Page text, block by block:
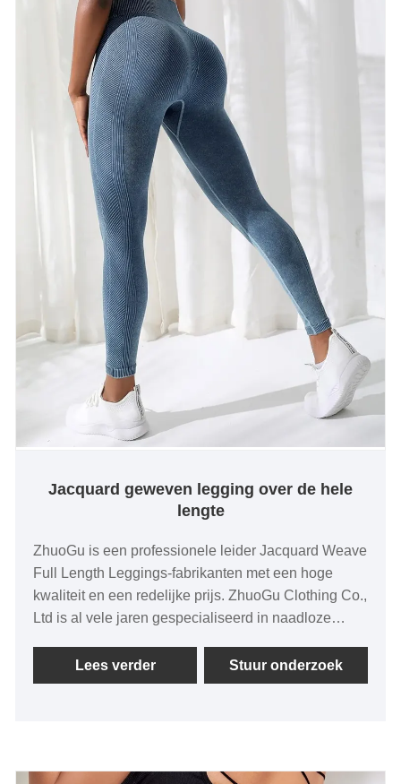
Jacquard geweven legging over de hele
lengte
ZhuoGu is een professionele leider Jacquard Weave
Full Length Leggings-fabrikanten met een hoge
kwaliteit en een redelijke prijs. ZhuoGu Clothing Co.,
Ltd is al vele jaren gespecialiseerd in naadloze
doel "kwaliteit, geloofwaardigheid", met
wetenschappelijke managementmethoden, sterke
welkome vrienden uit alle lagen van de bevolking
Lees verder Stuur onderzoek